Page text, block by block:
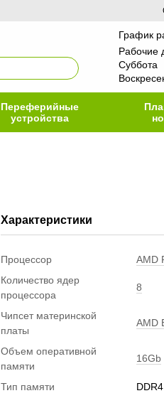
График
Переферийные
устройства
Характеристики
Процессор
AMD
Количество ядер
процессора
8
Чипсет материнской
платы
AMD
Объем оперативной
памяти
16Gb
Тип памяти
DDR4